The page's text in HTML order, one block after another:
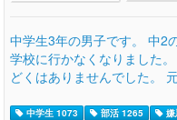
中学生3年の男子です。 中2
学校に行かなくなりました
どくはありませんでした。
中学生 1073 部活 1265